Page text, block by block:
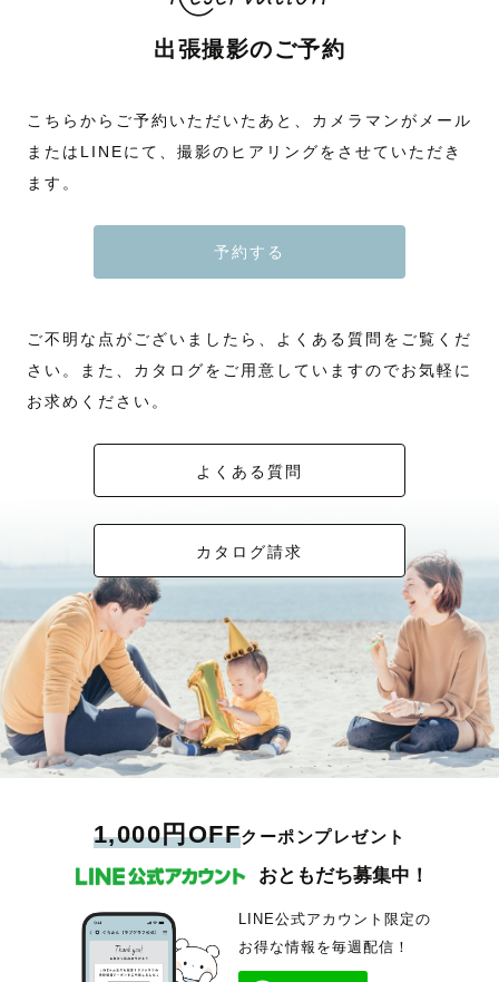
出張撮影のご予約
こちらからご予約いただいたあと、カメラマンがメール
またはLINEにて、撮影のヒアリングをさせていただき
ます。
予約する
ご不明な点がございましたら、よくある質問をご覧くだ
さい。また、カタログをご用意していますのでお気軽に
お求めください。
よくある質問
カタログ請求
1,000円OFFクーポンプレゼント
おともだち募集中！
LINE公式アカウント限定の
お得な情報を毎週配信！